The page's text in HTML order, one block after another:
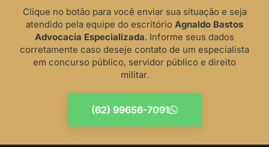
Clique no botão para você enviar sua situação e seja
atendido pela equipe do escritório Agnaldo Bastos
Advocacia Especializada. Informe seus dados
corretamente caso deseje contato de um especialista
em concurso público, servidor público e direito
militar.
(62) 99656-7091